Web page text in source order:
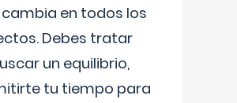
en todos los
Debes tratar
un equilibrio,
tu tiempo para